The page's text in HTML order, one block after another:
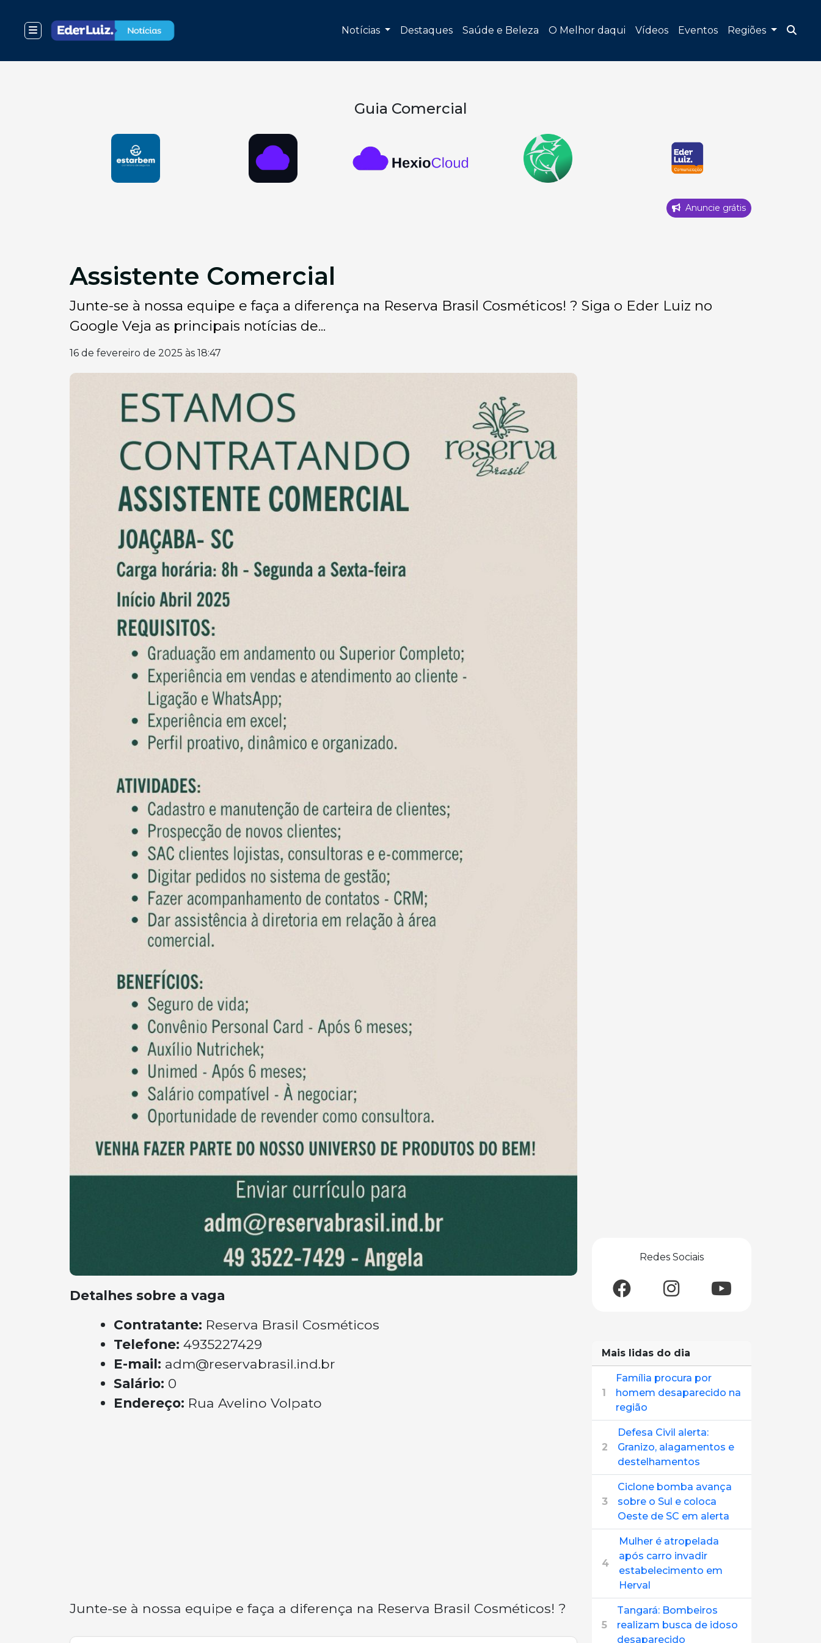
Notícias Destaques Saúde e Beleza O Melhor daqui Vídeos Eventos Regiões
Guia Comercial
Anuncie grátis
Assistente Comercial
Junte-se à nossa equipe e faça a diferença na Reserva Brasil Cosméticos! ? Siga o Eder Luiz no
Google Veja as principais notícias de...
16 de fevereiro de 2025 às 18:47
Detalhes sobre a vaga
Contratante: Reserva Brasil Cosméticos
Telefone: 4935227429
E-mail: adm@reservabrasil.ind.br
Salário: 0
Endereço: Rua Avelino Volpato
Junte-se à nossa equipe e faça a diferença na Reserva Brasil Cosméticos! ?
Redes Sociais
Mais lidas do dia
1
Família procura por
homem desaparecido na
região
2
Defesa Civil alerta:
Granizo, alagamentos e
destelhamentos
3
Ciclone bomba avança
sobre o Sul e coloca
Oeste de SC em alerta
4
Mulher é atropelada
após carro invadir
estabelecimento em
Herval
5
Tangará: Bombeiros
realizam busca de idoso
desaparecido